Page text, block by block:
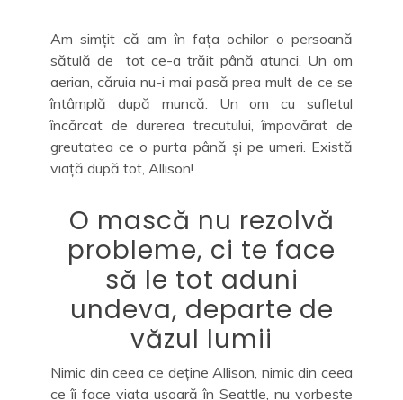
Am simțit că am în fața ochilor o persoană
sătulă de tot ce-a trăit până atunci. Un om
aerian, căruia nu-i mai pasă prea mult de ce se
întâmplă după muncă. Un om cu sufletul
încărcat de durerea trecutului, împovărat de
greutatea ce o purta până și pe umeri. Există
viață după tot, Allison!
O mască nu rezolvă
probleme, ci te face
să le tot aduni
undeva, departe de
văzul lumii
Nimic din ceea ce deține Allison, nimic din ceea
ce îi face viața ușoară în Seattle, nu vorbește